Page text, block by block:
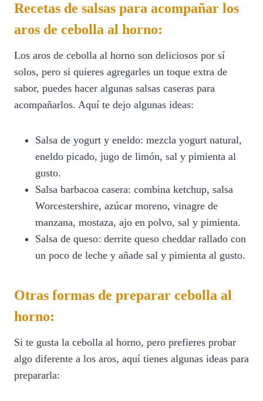
Recetas de salsas para acompañar los
aros de cebolla al horno:
Los aros de cebolla al horno son deliciosos por sí
solos, pero si quieres agregarles un toque extra de
sabor, puedes hacer algunas salsas caseras para
acompañarlos. Aquí te dejo algunas ideas:
Salsa de yogurt y eneldo: mezcla yogurt natural,
eneldo picado, jugo de limón, sal y pimienta al
gusto.
Salsa barbacoa casera: combina ketchup, salsa
Worcestershire, azúcar moreno, vinagre de
manzana, mostaza, ajo en polvo, sal y pimienta.
Salsa de queso: derrite queso cheddar rallado con
un poco de leche y añade sal y pimienta al gusto.
Otras formas de preparar cebolla al
horno:
Si te gusta la cebolla al horno, pero prefieres probar
algo diferente a los aros, aquí tienes algunas ideas para
prepararla: